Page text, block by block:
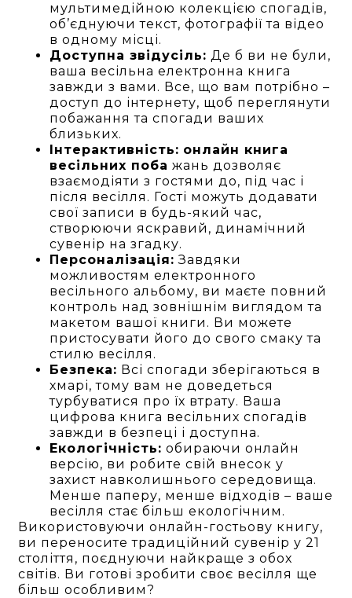
мультимедійною колекцією спогадів,
об’єднуючи текст, фотографії та відео
в одному місці.
Доступна звідусіль: Де б ви не були,
ваша весільна електронна книга
завжди з вами. Все, що вам потрібно –
доступ до інтернету, щоб переглянути
побажання та спогади ваших
близьких.
Інтерактивність: онлайн книга
весільних поба жань дозволяє
взаємодіяти з гостями до, під час і
після весілля. Гості можуть додавати
свої записи в будь-який час,
створюючи яскравий, динамічний
сувенір на згадку.
Персоналізація: Завдяки
можливостям електронного
весільного альбому, ви маєте повний
контроль над зовнішнім виглядом та
макетом вашої книги. Ви можете
пристосувати його до свого смаку та
стилю весілля.
Безпека: Всі спогади зберігаються в
хмарі, тому вам не доведеться
турбуватися про їх втрату. Ваша
цифрова книга весільних спогадів
завжди в безпеці і доступна.
Екологічність: обираючи онлайн
версію, ви робите свій внесок у
захист навколишнього середовища.
Менше паперу, менше відходів – ваше
весілля стає більш екологічним.
Використовуючи онлайн-гостьову книгу,
ви переносите традиційний сувенір у 21
століття, поєднуючи найкраще з обох
світів. Ви готові зробити своє весілля ще
більш особливим?